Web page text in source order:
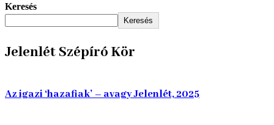
Keresés
Keresés
Jelenlét Szépíró Kör
Az igazi ‘hazafiak’ – avagy Jelenlét, 2025